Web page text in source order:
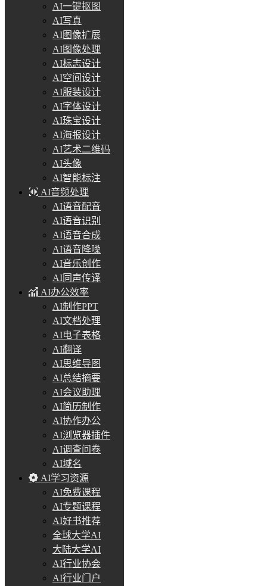
AI一键抠图
AI写真
AI图像扩展
AI图像处理
AI标志设计
AI空间设计
AI服装设计
AI字体设计
AI珠宝设计
AI海报设计
AI艺术二维码
AI头像
AI智能标注
AI音频处理
AI语音配音
AI语音识别
AI语音合成
AI语音降噪
AI音乐创作
AI同声传译
AI办公效率
AI制作PPT
AI文档处理
AI电子表格
AI翻译
AI思维导图
AI总结摘要
AI会议助理
AI简历制作
AI协作办公
AI浏览器插件
AI调查问卷
AI域名
AI学习资源
AI免费课程
AI专题课程
AI好书推荐
全球大学AI
大陆大学AI
AI行业协会
AI行业门户